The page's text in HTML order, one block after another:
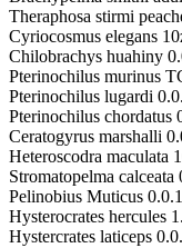
Theraphosa stirmi
Cyriocosmus elegans
Chilobrachys huahiny
Pterinochilus murinus
Pterinochilus lugardi
Pterinochilus chordatus
Ceratogyrus marshalli
Heteroscodra maculata
Stromatopelma calceata
Pelinobius Muticus 0.0.1
Hysterocrates hercules
Hystercrates laticeps